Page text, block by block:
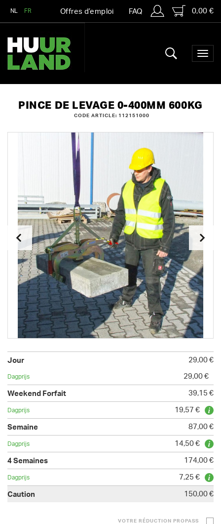
NL FR Offres d’emploi FAQ 0,00 €
PINCE DE LEVAGE 0-400MM 600KG
CODE ARTICLE: 112151000
29,00 €
29,00 €
39,15 €
19,57 €
87,00 €
14,50 €
174,00 €
7,25 €
150,00 €
VOTRE RÉDUCTION PROPASS